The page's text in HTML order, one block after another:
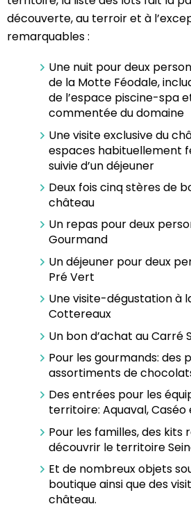
découverte, au terroir et à
remarquables :
Une nuit pour deux
de la Motte Féodale,
de l’espace piscine-spa
commentée du domaine
Une visite exclusive du
espaces habituellement
suivie d’un déjeuner
Deux fois cinq stères de
château
Un repas pour deux
Gourmand
Un déjeuner pour deux
Pré Vert
Une visite-dégustation à
Cottereaux
Un bon d’achat au Carré
Pour les gourmands: des
assortiments de
Des entrées pour les
territoire: Aquaval,
Pour les familles, des kits
découvrir le territoire
Et de nombreux objets
boutique ainsi que des
château.